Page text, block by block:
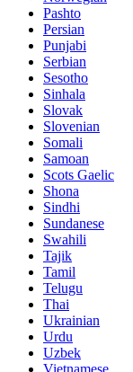
Pashto
Persian
Punjabi
Serbian
Sesotho
Sinhala
Slovak
Slovenian
Somali
Samoan
Scots Gaelic
Shona
Sindhi
Sundanese
Swahili
Tajik
Tamil
Telugu
Thai
Ukrainian
Urdu
Uzbek